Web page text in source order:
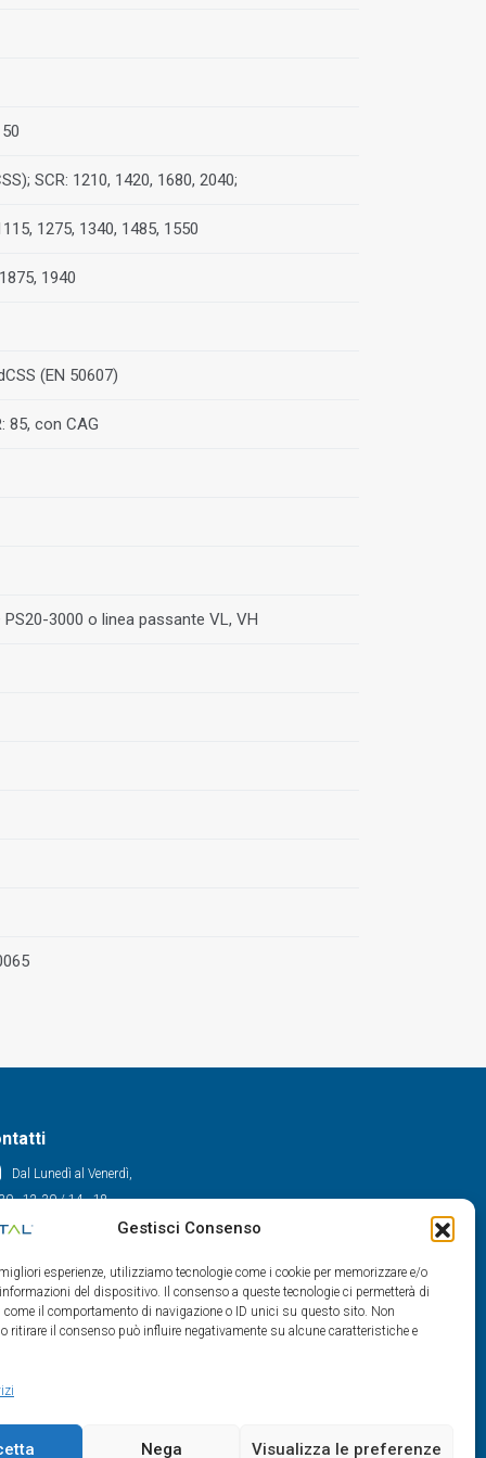
Gestisci Consenso
esperienze, utilizziamo tecnologie come i cookie per memorizzare e/o
informazioni del dispositivo. Il consenso a queste tecnologie ci permetterà di
come il comportamento di navigazione o ID unici su questo sito. Non
ritirare il consenso può influire negativamente su alcune caratteristiche e
Nega Visualizza le preferenze
SCR: 1210, 1420, 1680, 2040;
1275, 1340, 1485, 1550
1940
(EN 50607)
85, con CAG
PS20-3000 o linea passante VL, VH
Dal Lunedì al Venerdì,
- 12.30 / 14 - 18
0522/909701
info@maxital.it